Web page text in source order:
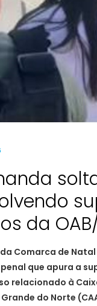
da OAB/
da Comarca de
que apura a
relacionado à
do Norte